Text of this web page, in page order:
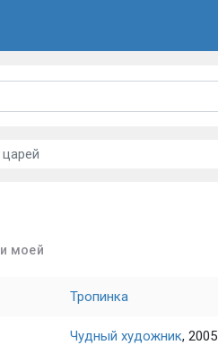
моей
Тропинка
Чудный художник, 2005